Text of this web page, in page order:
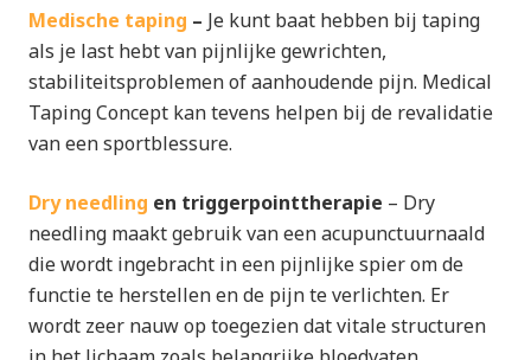
Medische taping – Je kunt baat hebben bij taping
als je last hebt van pijnlijke gewrichten,
stabiliteitsproblemen of aanhoudende pijn. Medical
Taping Concept kan tevens helpen bij de revalidatie
van een sportblessure.
Dry needling en triggerpointtherapie – Dry
needling maakt gebruik van een acupunctuurnaald
die wordt ingebracht in een pijnlijke spier om de
functie te herstellen en de pijn te verlichten. Er
wordt zeer nauw op toegezien dat vitale structuren